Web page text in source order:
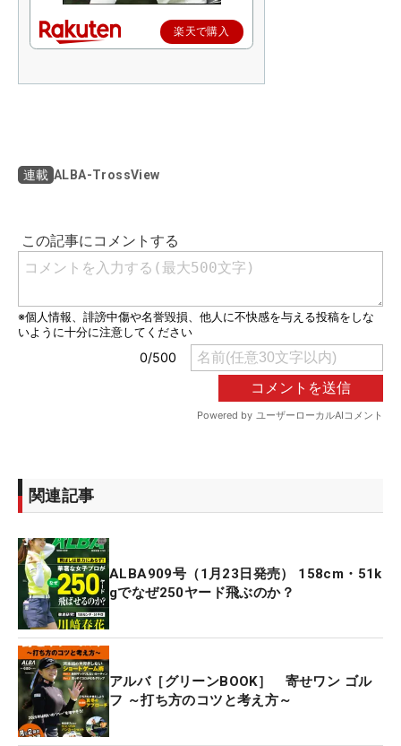
楽天で購入
連載 ALBA-TrossView
関連記事
ALBA909号（1月23日発売） 158cm・51k
gでなぜ250ヤード飛ぶのか？
アルバ［グリーンBOOK］ 寄せワン ゴル
フ ～打ち方のコツと考え方～